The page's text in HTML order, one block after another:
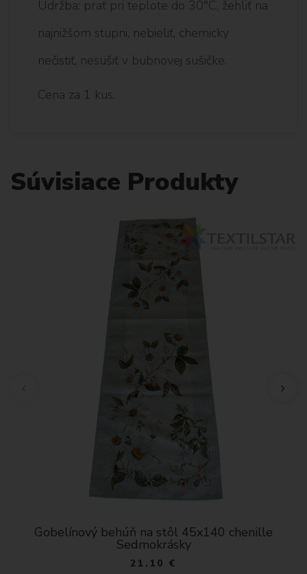
Údržba: prať pri teplote do 30°C, žehliť na
najnižšom stupni, nebieliť, chemicky
nečistiť, nesušiť v bubnovej sušičke.
Cena za 1 kus.
Súvisiace Produkty
Gobelínový behúň na stôl 45x140 chenille
Sedmokrásky
21.10 €